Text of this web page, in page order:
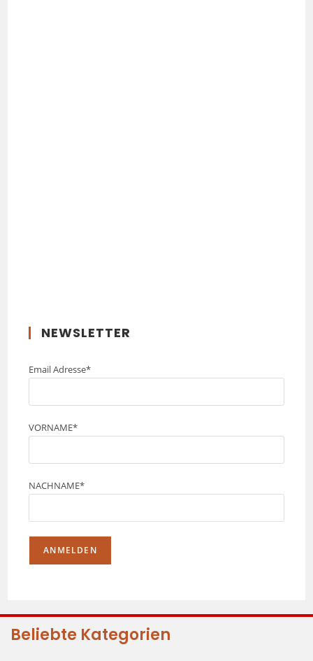
NEWSLETTER
Email Adresse*
VORNAME*
NACHNAME*
Beliebte Kategorien